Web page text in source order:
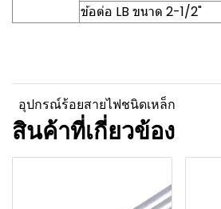
ข้อต่อ LB ขนาด 2-1/2"
อุปกรณ์ร้อยสายไฟชนิดเหล็ก
สินค้าที่เกี่ยวข้อง